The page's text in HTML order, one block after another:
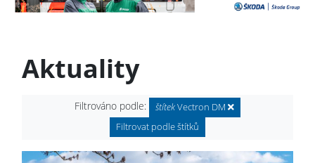
Aktuality
Filtrováno podle: štítekVectron DM
Filtrovat podle štítků